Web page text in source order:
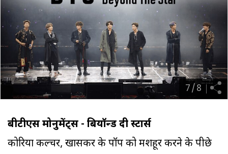
7/8
बीटीएस मोनुमेंट्स - बियॉन्ड दी स्टार्स
कोरिया कल्चर, खासकर के पॉप को मशहूर करने के पीछे